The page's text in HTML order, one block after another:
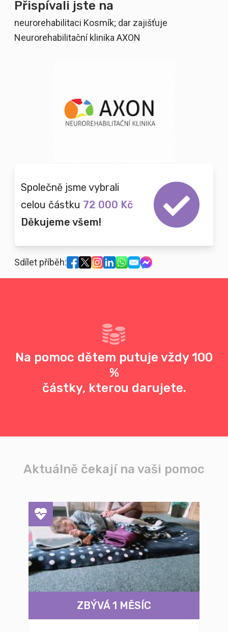
Přispívali jste na
neurorehabilitaci Kosmík; dar zajišťuje
Neurorehabilitační klinika AXON
Společně jsme vybrali
celou částku 72 000 Kč
Děkujeme všem!
Sdílet příběh:
Na pomoc dětem putuje vždy 100
%
částky, kterou darujete.
Aktuálně čekají na vaši pomoc
ZBÝVÁ 1 MĚSÍC